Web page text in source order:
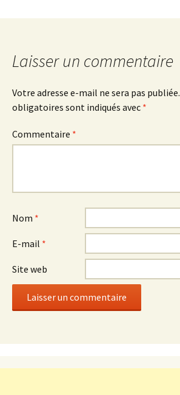
Laisser un commentaire
Votre adresse e-mail ne sera pas publiée.
obligatoires sont indiqués avec *
Commentaire *
Nom *
E-mail *
Site web